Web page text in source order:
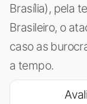
Brasília), pela
Brasileiro, o
caso as
a tempo.